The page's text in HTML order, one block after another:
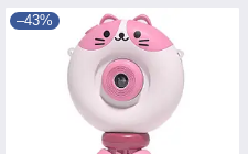
–43%